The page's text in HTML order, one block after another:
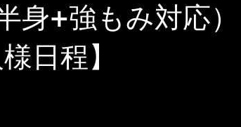
身+強もみ対応）
日程】